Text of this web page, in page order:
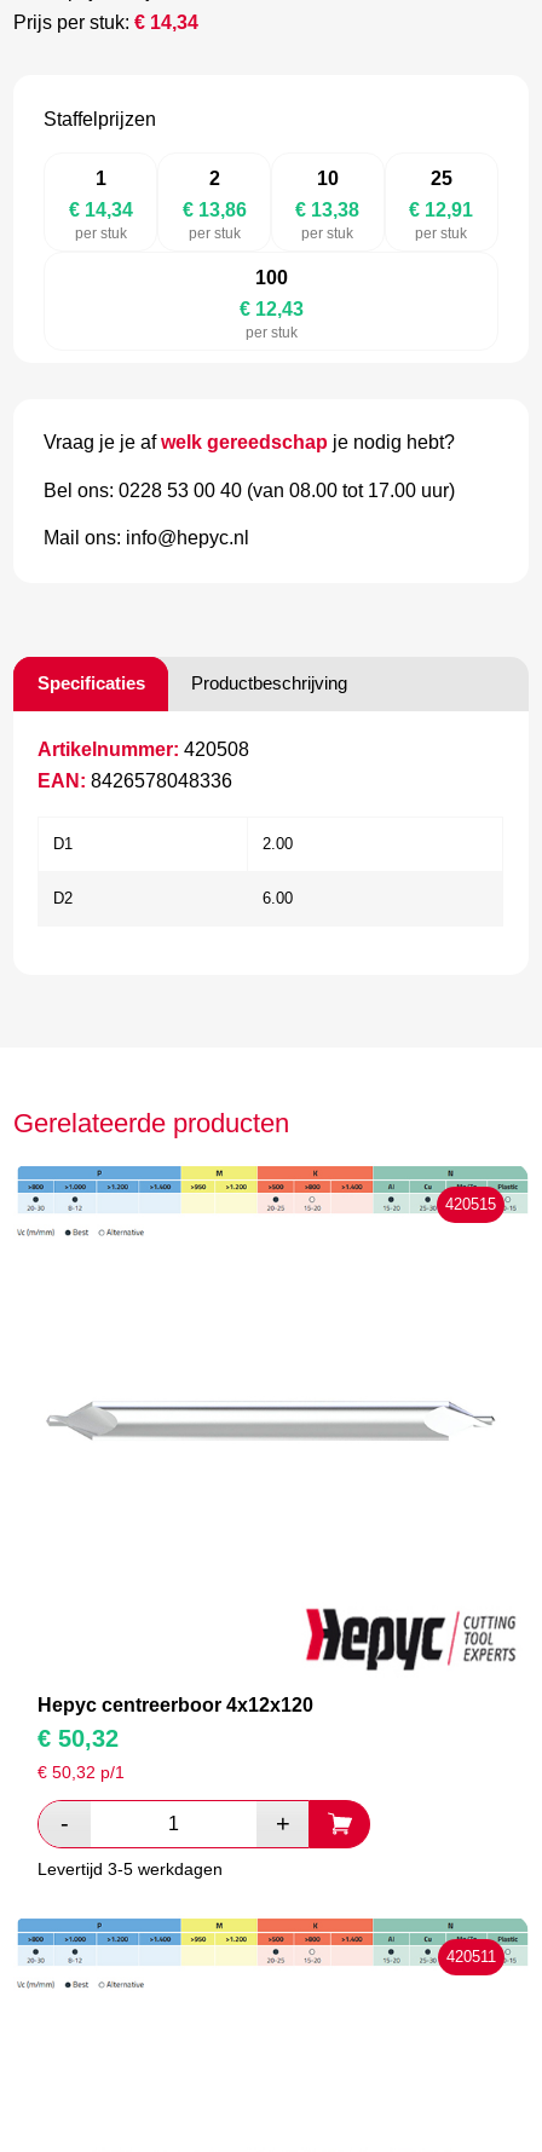
Prijs per stuk:€ 14,34
Staffelprijzen
1
€ 14,34
per stuk
2
€ 13,86
per stuk
10
€ 13,38
per stuk
25
€ 12,91
per stuk
100
€ 12,43
per stuk
Vraag je je afwelk gereedschap je nodig hebt?
Bel ons: 0228 53 00 40 (van 08.00 tot 17.00 uur)
Mail ons: info@hepyc.nl
Specificaties Productbeschrijving
Artikelnummer: 420508
EAN: 8426578048336
D1 2.00
D2 6.00
Gerelateerde producten
420515
Hepyc centreerboor 4x12x120
€ 50,32
€50,32 p/1
Levertijd 3-5 werkdagen
420511